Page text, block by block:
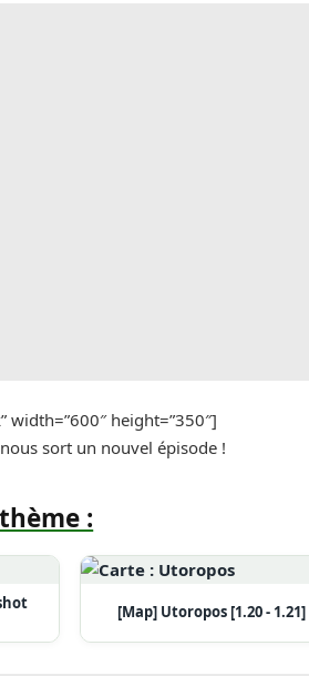
width=”600″ height=”350″]
sort un nouvel épisode !
:
[Map] Utoropos [1.20 - 1.21]